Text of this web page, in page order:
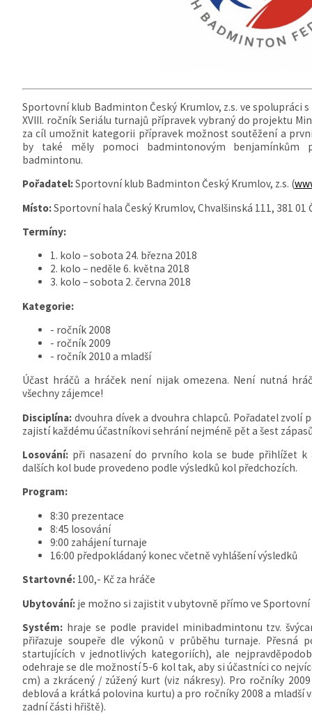
Sportovní klub Badminton Český Krumlov, z.s. ve spolupráci
XVIII. ročník Seriálu turnajů přípravek vybraný do projektu
za cíl umožnit kategorii přípravek možnost soutěžení a
by také měly pomoci badmintonovým benjamínkům
badmintonu.
Pořadatel:Sportovní klub Badminton Český Krumlov, z.s. (
Místo:Sportovní hala Český Krumlov, Chvalšinská 111, 381 01
Termíny:
1. kolo – sobota 24. března 2018
2. kolo – neděle 6. května 2018
3. kolo – sobota 2. června 2018
Kategorie:
- ročník 2008
- ročník 2009
- ročník 2010 a mladší
Účast hráčů a hráček není nijak omezena. Není nutná
všechny zájemce!
Disciplína: dvouhra dívek a dvouhra chlapců. Pořadatel
zajistí každému účastníkovi sehrání nejméně pět a šest
Losování: při nasazení do prvního kola se bude přihlížet k
dalších kol bude provedeno podle výsledků kol předchozích.
Program:
8:30 prezentace
8:45 losování
9:00 zahájení turnaje
16:00 předpokládaný konec včetně vyhlášení výsledků
Startovné: 100,- Kč za hráče
Ubytování: je možno si zajistit v ubytovně přímo ve Sportovní
Systém: hraje se podle pravidel minibadmintonu tzv.
přiřazuje soupeře dle výkonů v průběhu turnaje. Přesná
startujících v jednotlivých kategoriích), ale
odehraje se dle možností 5-6 kol tak, aby si účastníci co
cm) a zkrácený / zúžený kurt (viz nákresy). Pro ročníky
deblová a krátká polovina kurtu) a pro ročníky 2008 a
zadní části hřiště).